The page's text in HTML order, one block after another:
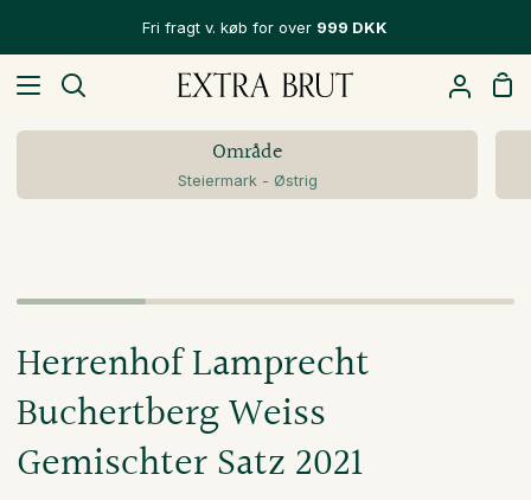
indhold
Fri fragt v. køb for over 999 DKK
Søg
Min
Konto
Område
Steiermark - Østrig
Herrenhof Lamprecht
Buchertberg Weiss
Gemischter Satz 2021